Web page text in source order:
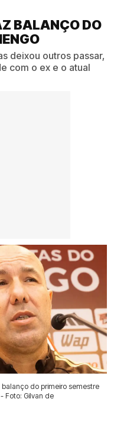
BALANÇO DO
deixou outros passar,
com o ex e o atual
do primeiro semestre
Foto: Gilvan de